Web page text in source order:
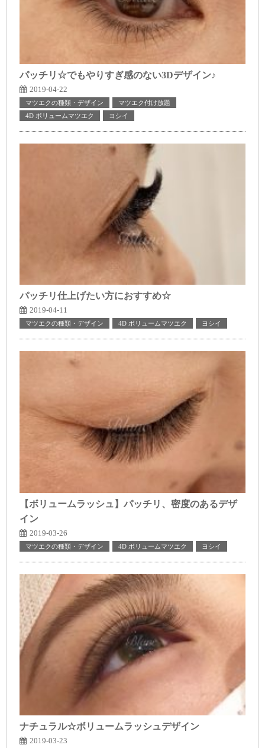
パッチリ☆でもやりすぎ感のない3Dデザイン♪
2019-04-22
マツエクの種類・デザイン
マツエク付け放題
4D ボリュームマツエク
ヨシイ
パッチリ仕上げたい方におすすめ☆
2019-04-11
マツエクの種類・デザイン 4D ボリュームマツエク ヨシイ
【ボリュームラッシュ】パッチリ、密度のあるデザ
イン
2019-03-26
マツエクの種類・デザイン 4D ボリュームマツエク ヨシイ
ナチュラル☆ボリュームラッシュデザイン
2019-03-23